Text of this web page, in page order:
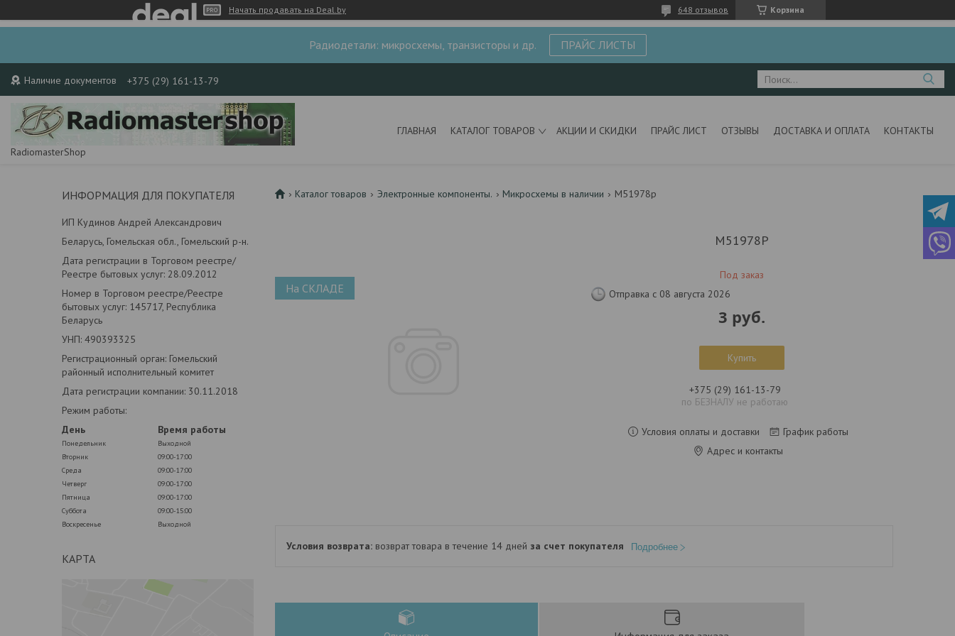
Начать продавать на Deal.by Корзина
648 отзывов
Радиодетали: микросхемы, транзисторы и др. ПРАЙС ЛИСТЫ
Наличие документов +375 (29) 161-13-79
RadiomasterShop
ГЛАВНАЯ КАТАЛОГ ТОВАРОВ АКЦИИ И СКИДКИ ПРАЙС ЛИСТ ОТЗЫВЫ ДОСТАВКА И ОПЛАТА КОНТАКТЫ
ИНФОРМАЦИЯ ДЛЯ ПОКУПАТЕЛЯ
ИП Кудинов Андрей Александрович
Беларусь, Гомельская обл., Гомельский р-н.
Дата регистрации в Торговом реестре/
Реестре бытовых услуг: 28.09.2012
Номер в Торговом реестре/Реестре
бытовых услуг: 145717, Республика
Беларусь
УНП: 490393325
Регистрационный орган: Гомельский
районный исполнительный комитет
Дата регистрации компании: 30.11.2018
Режим работы:
День
Время работы
Понедельник
Выходной
Вторник
09:00-17:00
Среда
09:00-17:00
Четверг
09:00-17:00
Пятница
09:00-17:00
Суббота
09:00-15:00
Воскресенье
Выходной
КАРТА
Каталог товаров Электронные компоненты. Микросхемы в наличии M51978p
На СКЛАДЕ
M51978P
Под заказ
Отправка с 08 августа 2026
3 руб.
Купить
+375 (29) 161-13-79
по БЕЗНАЛУ не работаю
Условия оплаты и доставки
График работы
Адрес и контакты
возврат товара в течение 14 дней за счет покупателя Подробнее